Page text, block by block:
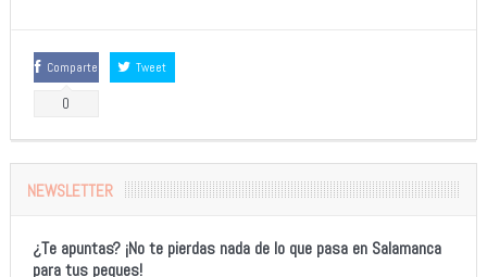
Comparte
0
Tweet
NEWSLETTER
¿Te apuntas? ¡No te pierdas nada de lo que pasa en Salamanca
para tus peques!